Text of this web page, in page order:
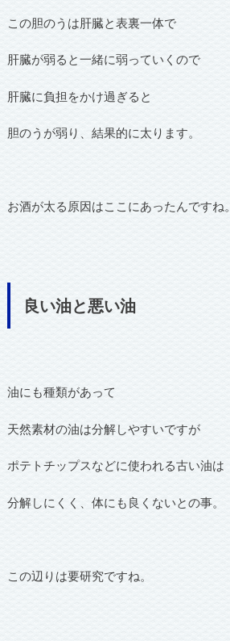
この胆のうは肝臓と表裏一体で
肝臓が弱ると一緒に弱っていくので
肝臓に負担をかけ過ぎると
胆のうが弱り、結果的に太ります。
お酒が太る原因はここにあったんですね。
良い油と悪い油
油にも種類があって
天然素材の油は分解しやすいですが
ポテトチップスなどに使われる古い油は
分解しにくく、体にも良くないとの事。
この辺りは要研究ですね。